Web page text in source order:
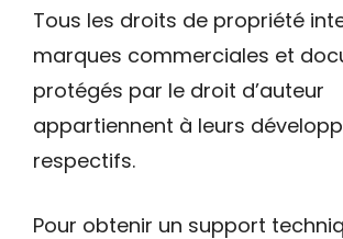
Tous les droits de propriété
marques commerciales et
protégés par le droit d’auteur
appartiennent à leurs
respectifs.
Pour obtenir un support